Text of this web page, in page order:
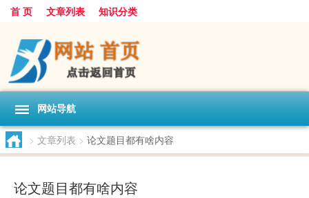
首 页 文章列表 知识分类
网站导航
> 文章列表 > 论文题目都有啥内容
论文题目都有啥内容